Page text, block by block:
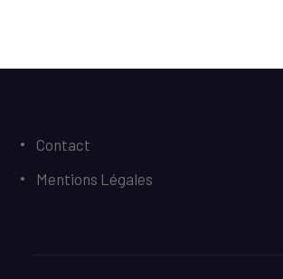
Contact
Mentions Légales